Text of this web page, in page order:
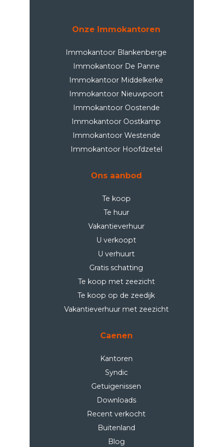
Onze Immokantoren
Immokantoor Blankenberge
Immokantoor De Panne
Immokantoor Middelkerke
Immokantoor Nieuwpoort
Immokantoor Oostende
Immokantoor Oostkamp
Immokantoor Westende
Immokantoor Hoofdzetel
Ons aanbod
Te koop
Te huur
Vakantieverhuur
U verkoopt
U verhuurt
Gratis schatting
Te koop met zeezicht
Te koop op de zeedijk
Vakantieverhuur met zeezicht
Caenen
Kantoren
Syndic
Getuigenissen
Downloads
Recent verkocht
Buitenland
Blog